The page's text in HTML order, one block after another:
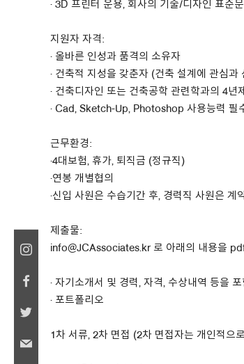
Customer Service
Article Proposals
· 3D 프린터 운용, 회사의 기술/디자인 표준
지원자 자격:
· 올바른 인성과 품격의 소유자
· 건축적 지성을 갖춘자 (건축 설계에 관심과
· 건축디자인 또는 건축공학 관련학과의 4년
· Cad, Sketch-Up, Photoshop 사용능력 필
근무환경:
·4대보험, 휴가, 퇴직금 (정규직)
·연봉 개별협의
·신입 사원은 수습기간 후, 경력직 사원은 계
제출물:
info@JCAssociates.kr 로 아래의 내용을
· 자기소개서 및 경력, 자격, 수상내역 등을 포
· 포트폴리오
1차 서류, 2차 면접 (2차 면접자는 개인적으